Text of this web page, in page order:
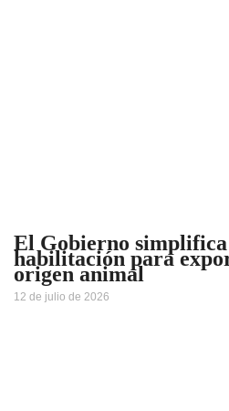
El Gobierno simplifica
habilitación para
origen animal
12 de julio de 2026